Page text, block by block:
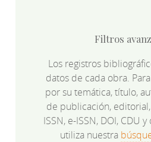
Filtros
Los registros
datos de cada obra.
por su temática, título,
de publicación,
ISSN, e-ISSN, DOI, CDU
utiliza nuestra